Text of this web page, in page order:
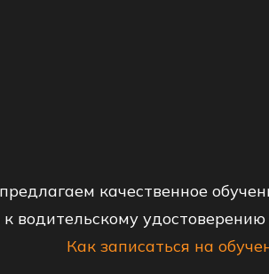
качественное
водительскому
Как записаться на